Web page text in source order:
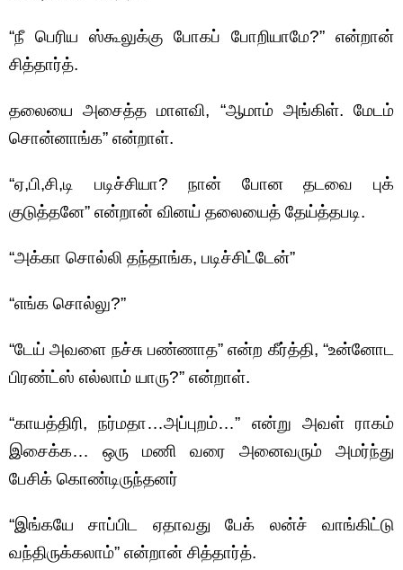
“நீ பெரிய ஸ்கூலுக்கு போகப் போறியாமே?” என்றான்
சித்தார்த்.
தலையை அசைத்த மாளவி, “ஆமாம் அங்கிள். மேடம்
சொன்னாங்க” என்றாள்.
“ஏ,பி,சி,டி படிச்சியா? நான் போன தடவை புக்
குடுத்தனே” என்றான் வினய் தலையைத் தேய்த்தபடி.
“அக்கா சொல்லி தந்தாங்க, படிச்சிட்டேன்”
“எங்க சொல்லு?”
“டேய் அவளை நச்சு பண்ணாத” என்ற கீர்த்தி, “உன்னோட
பிரண்ட்ஸ் எல்லாம் யாரு?” என்றாள்.
“காயத்திரி, நர்மதா…அப்புறம்…” என்று அவள் ராகம்
இசைக்க… ஒரு மணி வரை அனைவரும் அமர்ந்து
பேசிக் கொண்டிருந்தனர்
“இங்கயே சாப்பிட ஏதாவது பேக் லன்ச் வாங்கிட்டு
வந்திருக்கலாம்” என்றான் சித்தார்த்.